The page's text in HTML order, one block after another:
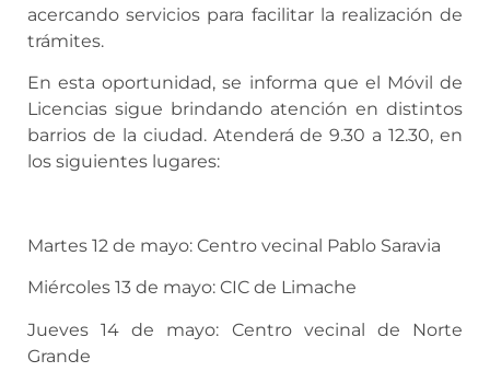
acercando servicios para facilitar la realización de
trámites.
En esta oportunidad, se informa que el Móvil de
Licencias sigue brindando atención en distintos
barrios de la ciudad. Atenderá de 9.30 a 12.30, en
los siguientes lugares:
Martes 12 de mayo: Centro vecinal Pablo Saravia
Miércoles 13 de mayo: CIC de Limache
Jueves 14 de mayo: Centro vecinal de Norte
Grande